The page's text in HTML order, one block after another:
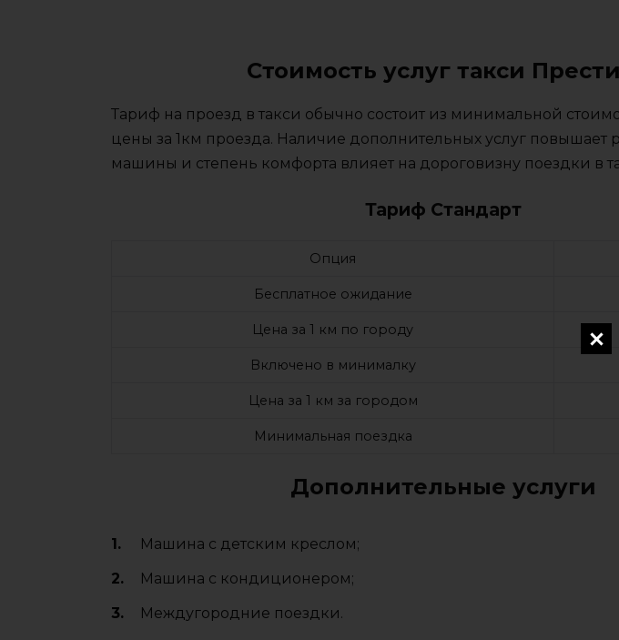
Стоимость услуг такси
Тариф на проезд в такси обычно состоит из минимальной
цены за 1км проезда. Наличие дополнительных услуг повышает
машины и степень комфорта влияет на дороговизну поездки в
Тариф Стандарт
Опция
Бесплатное ожидание
Цена за 1 км по городу
Включено в минималку
Цена за 1 км за городом
Минимальная поездка
Дополнительные услуги
Машина с детским креслом;
Машина с кондиционером;
Междугородние поездки.